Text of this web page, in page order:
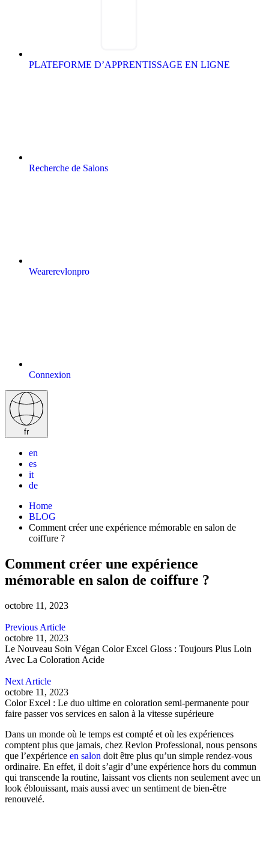
PLATEFORME D’APPRENTISSAGE EN LIGNE
Recherche de Salons
Wearerevlonpro
Connexion
fr
en
es
it
de
Home
BLOG
Comment créer une expérience mémorable en salon de
coiffure ?
Comment créer une expérience
mémorable en salon de coiffure ?
octobre 11, 2023
Previous Article
octobre 11, 2023
Le Nouveau Soin Végan Color Excel Gloss : Toujours Plus Loin
Avec La Coloration Acide
Next Article
octobre 11, 2023
Color Excel : Le duo ultime en coloration semi-permanente pour
faire passer vos services en salon à la vitesse supérieure
Dans un monde où le temps est compté et où les expériences
comptent plus que jamais, chez Revlon Professional, nous pensons
que l’expérience en salon doit être plus qu’un simple rendez-vous
ordinaire. En effet, il doit s’agir d’une expérience hors du commun
qui transcende la routine, laissant vos clients non seulement avec un
look éblouissant, mais aussi avec un sentiment de bien-être
renouvelé.